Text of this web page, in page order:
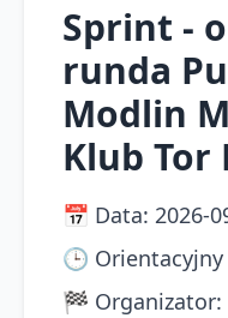
Sprint -
runda
Modlin
Klub Tor
📅 Data: 2026-
🕒 Orientacyjny
🏁 Organizator: